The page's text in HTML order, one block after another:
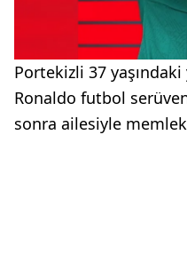
Portekizli 37
Ronaldo futbol
sonra ailesiyle